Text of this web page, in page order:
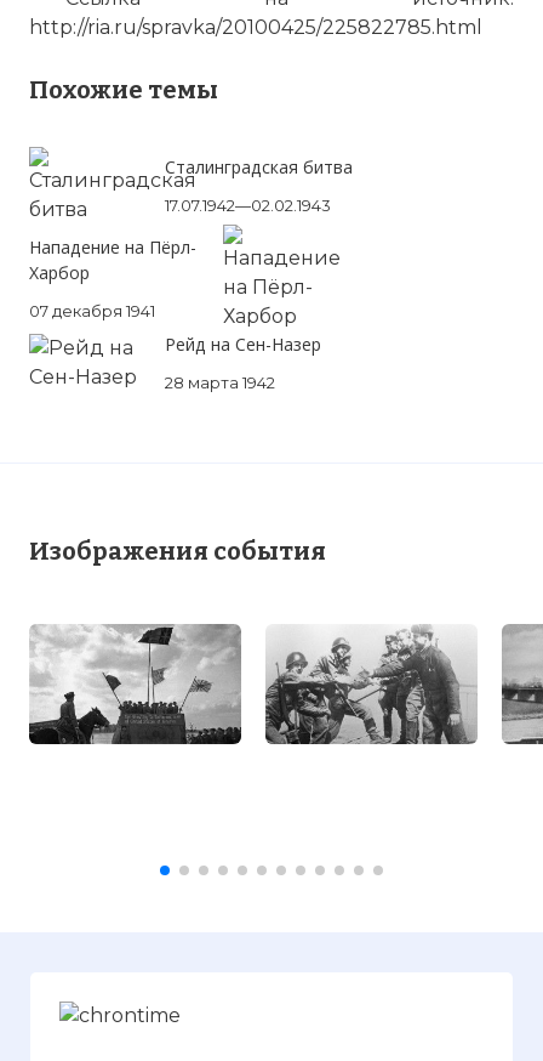
http://ria.ru/spravka/20100425/225822785.html
Похожие темы
Сталинградская битва
17.07.1942—02.02.1943
Нападение на Пёрл-
Харбор
07 декабря 1941
Рейд на Сен-Назер
28 марта 1942
Изображения события